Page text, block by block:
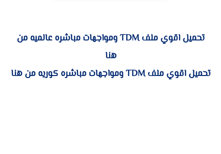
تحميل اقوي ملف TDM ومواجهات مباشره عالميه من
هنا
تحميل اقوي ملف TDM ومواجهات مباشره كوريه من هنا